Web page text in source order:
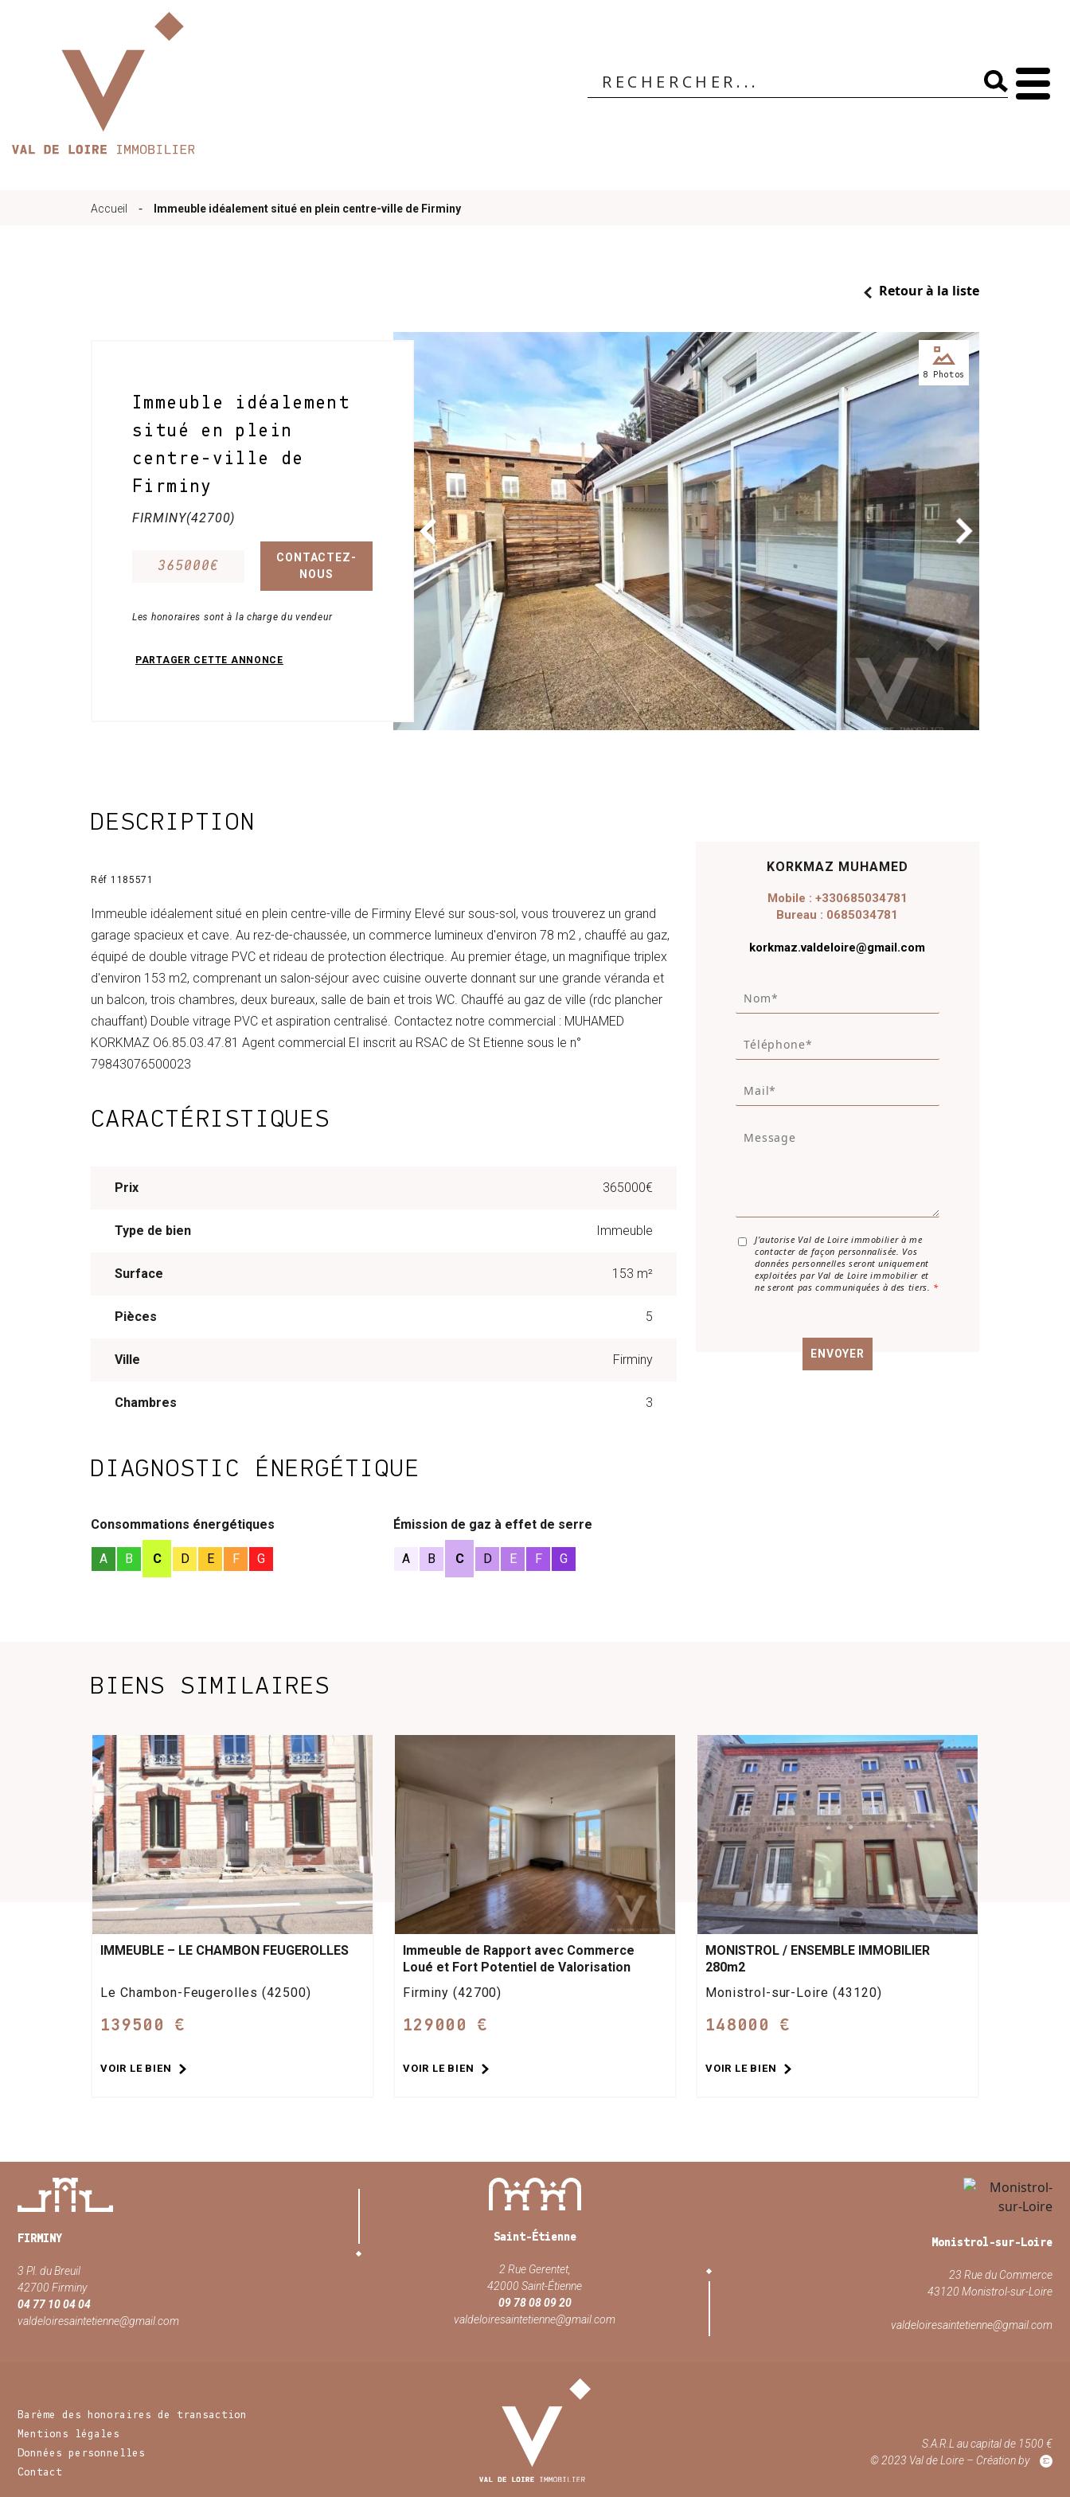
Accueil - Immeuble idéalement situé en plein centre-ville de Firminy
Retour à la liste
Immeuble idéalement
situé en plein
centre-ville de
Firminy
FIRMINY(42700)
365000€
CONTACTEZ-
NOUS
Les honoraires sont à la charge du vendeur
8 Photos
DESCRIPTION
Réf 1185571
Immeuble idéalement situé en plein centre-ville de Firminy Elevé sur sous-sol, vous trouverez un grand
garage spacieux et cave. Au rez-de-chaussée, un commerce lumineux d'environ 78 m2 , chauffé au gaz,
équipé de double vitrage PVC et rideau de protection électrique. Au premier étage, un magnifique triplex
d'environ 153 m2, comprenant un salon-séjour avec cuisine ouverte donnant sur une grande véranda et
un balcon, trois chambres, deux bureaux, salle de bain et trois WC. Chauffé au gaz de ville (rdc plancher
chauffant) Double vitrage PVC et aspiration centralisé. Contactez notre commercial : MUHAMED
KORKMAZ O6.85.03.47.81 Agent commercial EI inscrit au RSAC de St Etienne sous le n°
79843076500023
CARACTÉRISTIQUES
Prix 365000€
Type de bien Immeuble
Surface 153 m²
Pièces 5
Ville Firminy
Chambres 3
DIAGNOSTIC ÉNERGÉTIQUE
Consommations énergétiques
A B C D E F G
Émission de gaz à effet de serre
A B C D E F G
KORKMAZ MUHAMED
Mobile : +330685034781
Bureau : 0685034781
korkmaz.valdeloire@gmail.com
N
*
p
M
M
*
A
J’autorise Val de Loire immobilier à me
contacter de façon personnalisée. Vos
données personnelles seront uniquement
exploitées par Val de Loire immobilier et
ne seront pas communiquées à des tiers. *
ENVOYER
BIENS SIMILAIRES
IMMEUBLE – LE CHAMBON FEUGEROLLES
Le Chambon-Feugerolles (42500)
139500 €
VOIR LE BIEN
Immeuble de Rapport avec Commerce
Loué et Fort Potentiel de Valorisation
Firminy (42700)
129000 €
VOIR LE BIEN
MONISTROL / ENSEMBLE IMMOBILIER
280m2
Monistrol-sur-Loire (43120)
148000 €
VOIR LE BIEN
FIRMINY
3 Pl. du Breuil
42700 Firminy
04 77 10 04 04
valdeloiresaintetienne@gmail.com
Saint-Étienne
2 Rue Gerentet,
42000 Saint-Étienne
09 78 08 09 20
valdeloiresaintetienne@gmail.com
Monistrol-sur-Loire
23 Rue du Commerce
43120 Monistrol-sur-Loire
valdeloiresaintetienne@gmail.com
Barème des honoraires de transaction
Mentions légales
Données personnelles
Contact
S.A.R.L au capital de 1500 €
© 2023 Val de Loire – Création by
Contact